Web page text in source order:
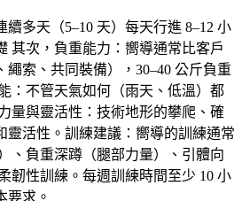
續多天（5–10 天）每天行進 8–12 小
其次， 負重能力 ：嚮導通常比客戶
繩索、共同裝備），30–40 公斤負重
：不管天氣如何（雨天、低溫）都
量與靈活性 ：技術地形的攀爬、確
靈活性。訓練建議：嚮導的訓練通常
、負重深蹲（腿部力量）、引體向
韌性訓練。每週訓練時間至少 10 小
要求。